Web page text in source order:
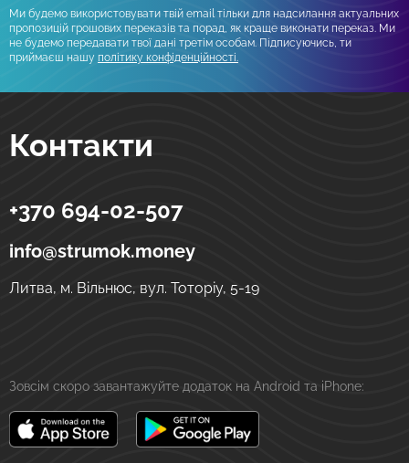
Ми будемо використовувати твій email тільки для надсилання актуальних
пропозицій грошових переказів та порад, як краще виконати переказ. Ми
не будемо передавати твої дані третім особам. Підписуючись, ти
приймаєш нашу політику конфіденційності.
Контакти
Strumok
Грошові перекази в Україну
вул. Тоторіу, 5-19
+370 694-02-507
info@strumok.money
Литва, м. Вільнюс, вул. Тоторіу, 5-19
Зовсім скоро завантажуйте додаток на Android та iPhone: